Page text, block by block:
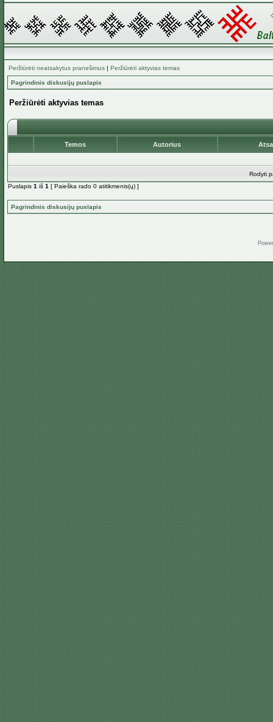
Peržiūrėti neatsakytus pranešimus | Peržiūrėti aktyvias temas
Pagrindinis diskusijų puslapis
Peržiūrėti aktyvias temas
Temos Autorius
Rodyti
Puslapis 1 iš 1 [ Paieška rado 0 atitikmenis(ų) ]
Pagrindinis diskusijų puslapis